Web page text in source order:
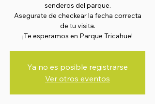
senderos del parque.
Asegurate de checkear la fecha correcta
de tu visita.
¡Te esperamos en Parque Tricahue!
Ya no es posible registrarse
Ver otros eventos